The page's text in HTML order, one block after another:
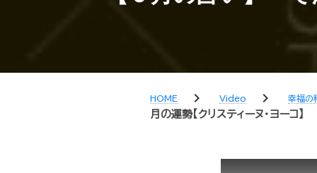
HOME chevron_right Video chevron_right 幸福の
月の運勢【クリスティーヌ・ヨーコ】